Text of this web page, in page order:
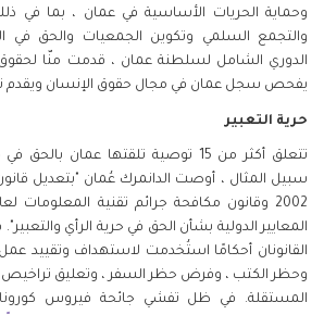
وحماية الحريات الأساسية في عمان ، بما في
والتجمع السلمي وتكوين الجمعيات والحق في
الدوري الشامل لسلطنة عمان ، قدمت منّا لحقوق
يفحص سجل عمان في مجال حقوق الإنسان ويقدم
حرية التعبير
تتعلق أكثر من 15 توصية تلقتها عمان
سبيل المثال ، أوصت الدانمرك عُمان "بتعديل
المعايير الدولية بشأن الحق في حرية الرأي
القانونان أحكامًا استُخدمت لاستهداف وتقييد
وحظر الكتب ، وفرض حظر السفر ، وتعليق
المستقلة. في ظل تفشي جائحة فيروس كورونا